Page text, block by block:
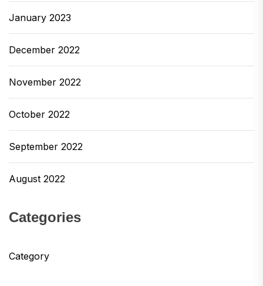
January 2023
December 2022
November 2022
October 2022
September 2022
August 2022
Categories
Category